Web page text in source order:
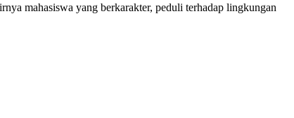
mahasiswa yang berkarakter, peduli terhadap lingkungan